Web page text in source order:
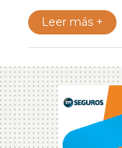
Leer más +